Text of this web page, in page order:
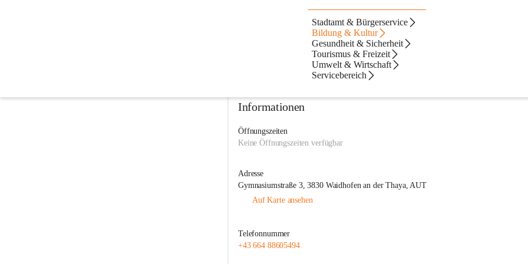
Stadtamt & Bürgerservice
Bildung & Kultur
Gesundheit & Sicherheit
Tourismus & Freizeit
Umwelt & Wirtschaft
Servicebereich
Albert Reiter Musikschule der Stadtgemeinde Waidhofen an der Thaya
Informationen
Öffnungszeiten
Keine Öffnungszeiten verfügbar
Adresse
Gymnasiumstraße 3, 3830 Waidhofen an der Thaya, AUT
Auf Karte ansehen
Telefonnummer
+43 664 88605494